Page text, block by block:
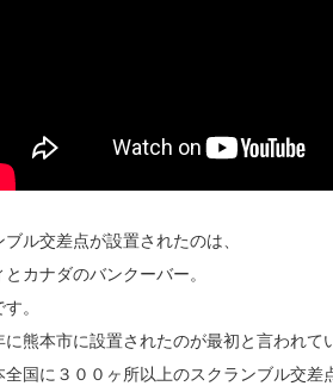
ル交差点が設置されたのは、
カナダのバンクーバー。
。
熊本市に設置されたのが最初と言われて
国に３００ヶ所以上のスクランブル交差